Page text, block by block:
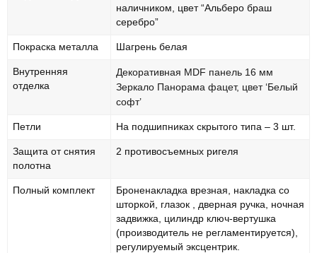
наличником, цвет “Альберо браш
серебро”
Покраска металла Шагрень белая
Внутренняя
отделка
Декоративная MDF панель 16 мм
Зеркало Панорама фацет, цвет ‘Белый
софт’
Петли На подшипниках скрытого типа – 3 шт.
Защита от снятия
полотна
2 противосъемных ригеля
Полный комплект
Броненакладка врезная, накладка со
шторкой, глазок , дверная ручка, ночная
задвижка, цилиндр ключ-вертушка
(производитель не регламентируется),
регулируемый эксцентрик.